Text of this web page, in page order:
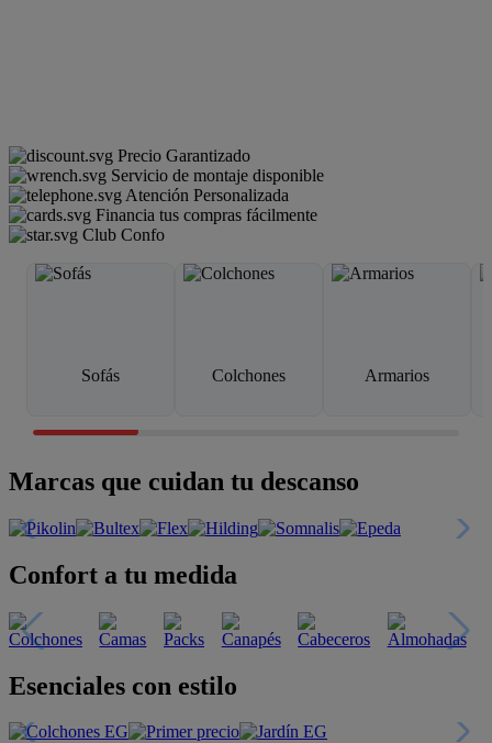
Precio Garantizado
Servicio de montaje disponible
Atención Personalizada
Financia tus compras fácilmente
Club Confo
Sofás Colchones Armarios
Marcas que cuidan tu descanso
Confort a tu medida
Esenciales con estilo